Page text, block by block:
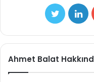
Twitter
Ahmet Balat